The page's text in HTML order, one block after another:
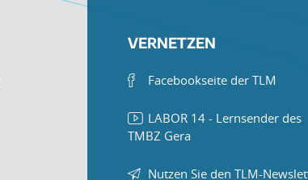
VERNETZEN
Facebookseite der TLM
LABOR 14 - Lernsender des
TMBZ Gera
Nutzen Sie den TLM-